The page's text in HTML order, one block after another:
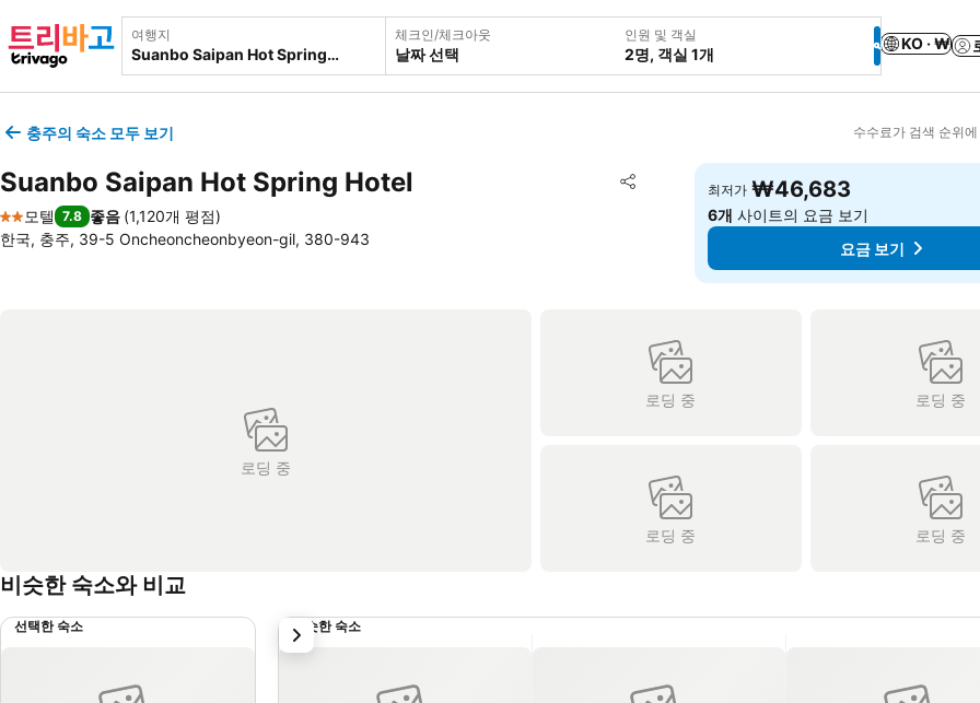
여행지 체크인/체크아웃
날짜 선택
인원 및 객실
2명, 객실 1개
KO · ₩
충주의 숙소 모두 보기 수수료가 검색 순위
Suanbo Saipan Hot Spring Hotel 공유
즐겨찾기에 추가
2 성급
모텔 7.8 좋음 (1,120개 평점)
한국, 충주, 39-5 Oncheoncheonbyeon-gil, 380-943
최저가 ₩46,683
6개 사이트의 요금 보기
요금 보기
로딩 중
로딩 중 로딩 중
로딩 중 로딩 중
비슷한 숙소와 비교
선택한 숙소 비슷한 숙소
다음